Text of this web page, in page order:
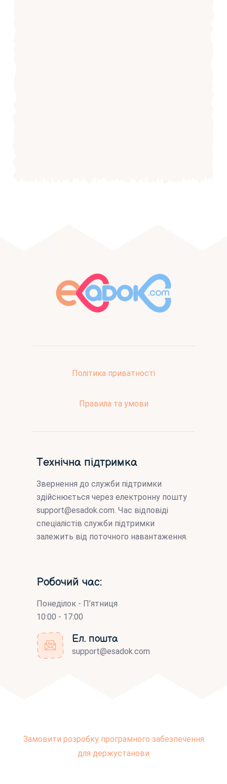
Політика приватності
Правила та умови
Технічна підтримка
Звернення до служби підтримки
здійснюється через електронну пошту
support@esadok.com. Час відповіді
спеціалістів служби підтримки
залежить від поточного навантаження.
Робочий час:
Понеділок - П’ятниця
10:00 - 17:00
Ел. пошта
support@esadok.com
Замовити розробку програмного забезпечення
для держустанови